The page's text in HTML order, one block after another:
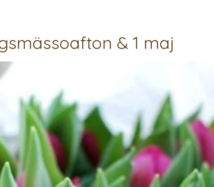
& 1 maj